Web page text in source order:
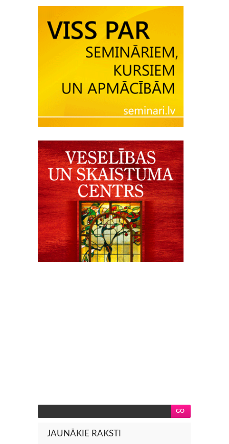
JAUNĀKIE RAKSTI